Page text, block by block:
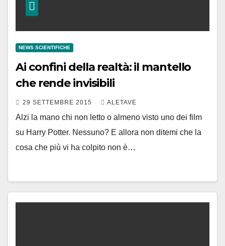
NEWS SCIENTIFICHE
Ai confini della realtà: il mantello
che rende invisibili
29 SETTEMBRE 2015 ALETAVE
Alzi la mano chi non letto o almeno visto uno dei film
su Harry Potter. Nessuno? E allora non ditemi che la
cosa che più vi ha colpito non è…